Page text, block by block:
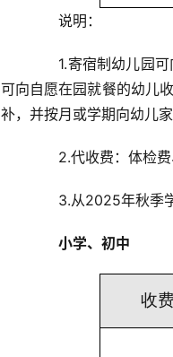
说明：
1.寄宿制幼儿园可
可向自愿在园就餐的幼儿
补，并按月或学期向幼儿
2.代收费：体检费
3.从2025年秋季学
小学、初中
收